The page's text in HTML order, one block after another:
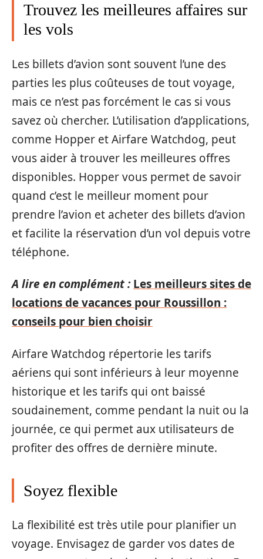
Trouvez les meilleures affaires sur
les vols
Les billets d’avion sont souvent l’une des
parties les plus coûteuses de tout voyage,
mais ce n’est pas forcément le cas si vous
savez où chercher. L’utilisation d’applications,
comme Hopper et Airfare Watchdog, peut
vous aider à trouver les meilleures offres
disponibles. Hopper vous permet de savoir
quand c’est le meilleur moment pour
prendre l’avion et acheter des billets d’avion
et facilite la réservation d’un vol depuis votre
téléphone.
A lire en complément : Les meilleurs sites de
locations de vacances pour Roussillon :
conseils pour bien choisir
Airfare Watchdog répertorie les tarifs
aériens qui sont inférieurs à leur moyenne
historique et les tarifs qui ont baissé
soudainement, comme pendant la nuit ou la
journée, ce qui permet aux utilisateurs de
profiter des offres de dernière minute.
Soyez flexible
La flexibilité est très utile pour planifier un
voyage. Envisagez de garder vos dates de